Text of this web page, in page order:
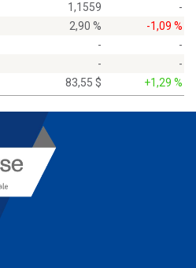
1,1559
-
2,90 %
-1,09 %
-
-
-
-
83,55 $ +1,29 %